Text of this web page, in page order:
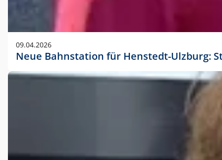
09.04.2026
Neue Bahnstation für Henstedt-Ulzburg: